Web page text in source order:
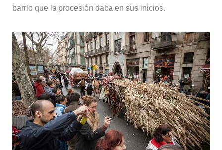
barrio que la procesión daba en sus inicios.